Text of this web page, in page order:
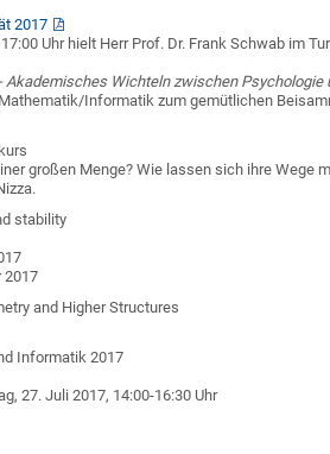
2017
Uhr hielt Herr Prof. Dr. Frank Schwab im
Akademisches Wichteln zwischen Psychologie
Informatik zum gemütlichen
großen Menge? Wie lassen sich ihre Wege
stability
2017
and Higher Structures
Informatik 2017
27. Juli 2017, 14:00-16:30 Uhr